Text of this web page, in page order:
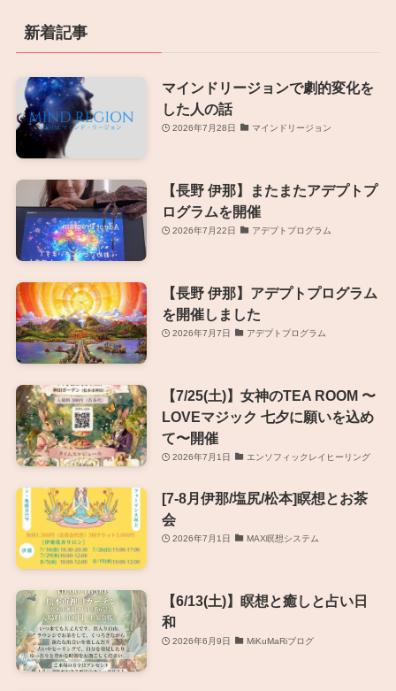
新着記事
マインドリージョンで劇的変化を
した人の話
2026年7月28日 マインドリージョン
【長野 伊那】またまたアデプトプ
ログラムを開催
2026年7月22日 アデプトプログラム
【長野 伊那】アデプトプログラム
を開催しました
2026年7月7日 アデプトプログラム
【7/25(土)】女神のTEA ROOM 〜
LOVEマジック 七夕に願いを込め
て〜開催
2026年7月1日 エンソフィックレイヒーリング
[7-8月伊那/塩尻/松本]瞑想とお茶
会
2026年7月1日 MAX瞑想システム
【6/13(土)】瞑想と癒しと占い日
和
2026年6月9日 MiKuMaRiブログ